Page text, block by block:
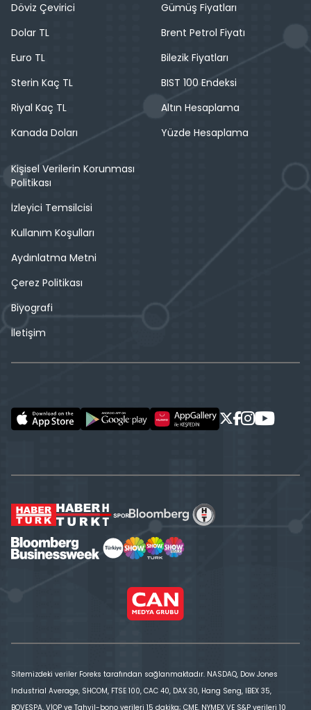
Döviz Çevirici
Dolar TL
Euro TL
Sterin Kaç TL
Riyal Kaç TL
Kanada Doları
Gümüş Fiyatları
Brent Petrol Fiyatı
Bilezik Fiyatları
BIST 100 Endeksi
Altın Hesaplama
Yüzde Hesaplama
Kişisel Verilerin Korunması
Politikası
İzleyici Temsilcisi
Kullanım Koşulları
Aydınlatma Metni
Çerez Politikası
Biyografi
İletişim
Sitemizdeki veriler Foreks tarafından sağlanmaktadır. NASDAQ, Dow Jones
Industrial Average, SHCOM, FTSE 100, CAC 40, DAX 30, Hang Seng, IBEX 35,
BOVESPA, VİOP ve Tahvil-bono verileri 15 dakika; CME, NYMEX VE S&P verileri 10